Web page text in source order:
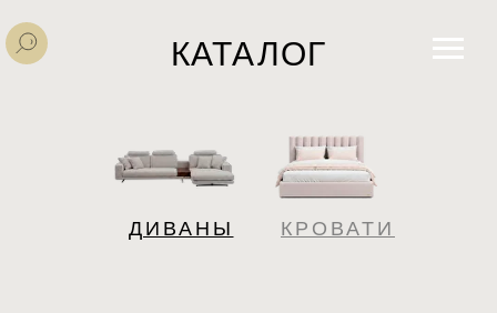
КРОВАТИ
ДИВАНЫ
КАТАЛОГ